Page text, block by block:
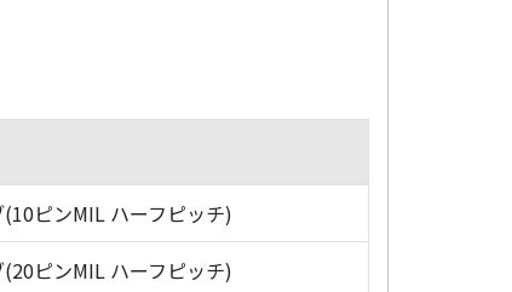
ピンMIL ハーフピッチ)
ピンMIL ハーフピッチ)